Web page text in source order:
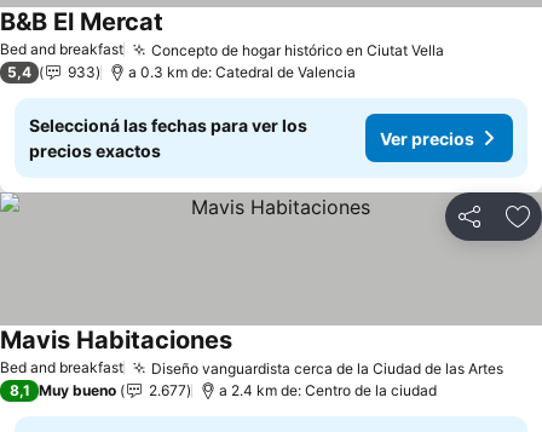
Bed and breakfast Concepto de hogar histórico en Ciutat Vella
B&B El Mercat
5,4 933 a 0.3 km de: Catedral de Valencia
Seleccioná las fechas para ver los
precios exactos
Ver precios
Compartir
Bed and breakfast Diseño vanguardista cerca de la Ciudad de las ArtesVer
Mavis HabitacionesVer precios
8,1 Muy bueno 2.677 a 2.4 km de: Centro de la ciudad